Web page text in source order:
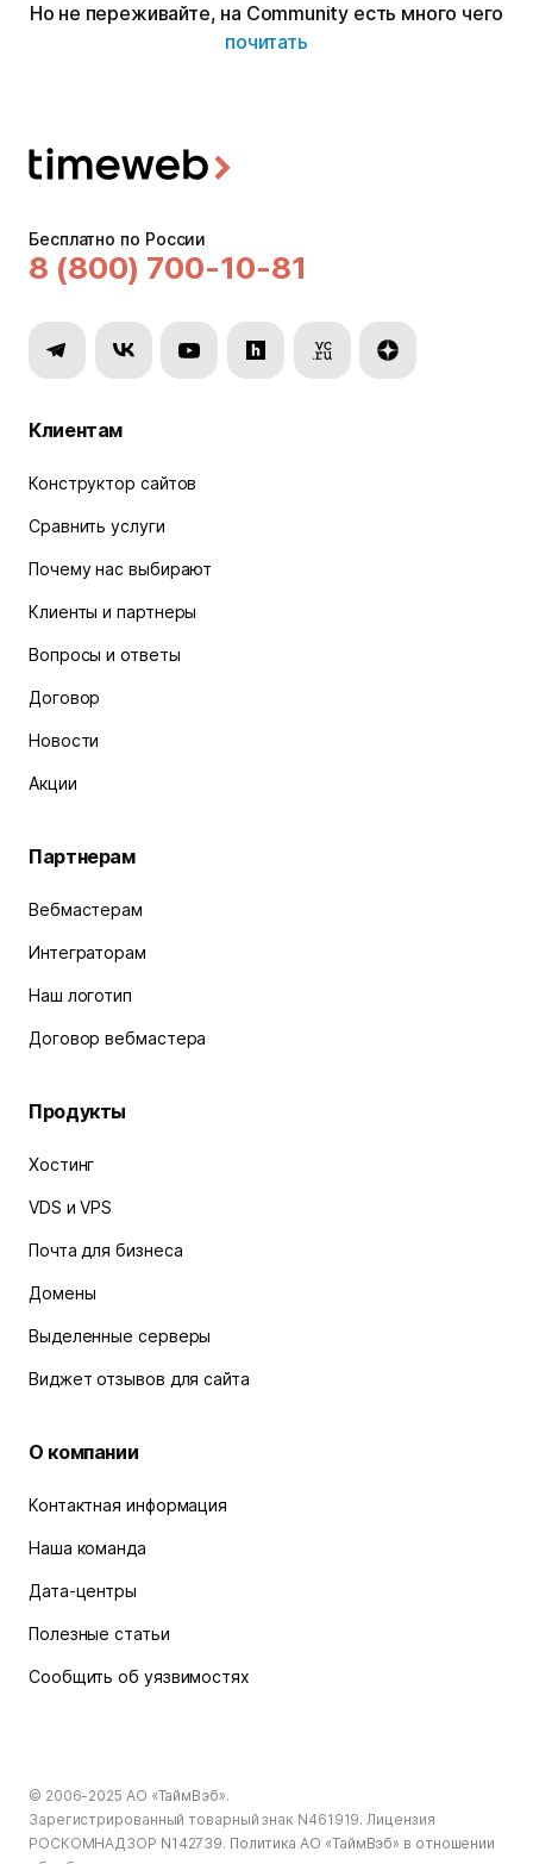
Но не переживайте, на Community есть много чего
почитать
Бесплатно по России
8 (800) 700-10-81
Клиентам
Конструктор сайтов
Сравнить услуги
Почему нас выбирают
Клиенты и партнеры
Вопросы и ответы
Договор
Новости
Акции
Партнерам
Вебмастерам
Интеграторам
Наш логотип
Договор вебмастера
Продукты
Хостинг
VDS и VPS
Почта для бизнеса
Домены
Выделенные серверы
Виджет отзывов для сайта
О компании
Контактная информация
Наша команда
Дата-центры
Полезные статьи
Сообщить об уязвимостях
© 2006-2025 АО «ТаймВэб».
Зарегистрированный товарный знак N461919. Лицензия
РОСКОМНАДЗОР N142739. Политика АО «ТаймВэб» в отношении